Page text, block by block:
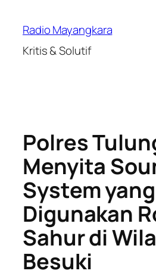
Radio Mayangkara
Kritis & Solutif
Polres
Menyita
System
Digunakan
Sahur di
Besuki